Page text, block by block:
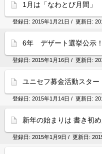
1月は「なわとび月間」
登録日: 2015年1月21日 / 更新日:
6年 デザート選挙公示！
登録日: 2015年1月16日 / 更新日:
ユニセフ募金活動スター
登録日: 2015年1月14日 / 更新日:
新年の始まりは 書き初
登録日: 2015年1月9日 / 更新日: